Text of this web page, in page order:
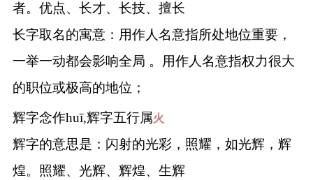
者。优点、长才、长技、擅长
长字取名的寓意：用作人名意指所处地位重要，
一举一动都会影响全局 。用作人名意指权力很大
的职位或极高的地位；
辉字念作huī,辉字五行属火
辉字的意思是：闪射的光彩，照耀，如光辉，辉
煌。照耀、光辉、辉煌、生辉